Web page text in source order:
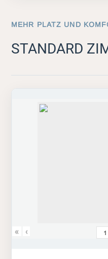
MEHR PLATZ UND
STANDARD
« ‹